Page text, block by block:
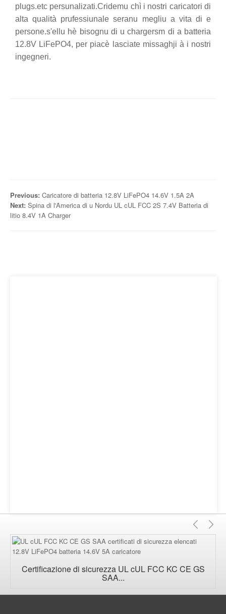
plugs.etc persunalizati.Cridemu chì i nostri caricatori di
alta qualità prufessiunale seranu megliu a vita di e
persone.s'ellu hè bisognu di u chargersm di a batteria
12.8V LiFePO4, per piacè lasciate missaghji à i nostri
ingegneri.
Previous: Caricatore di batteria 12.8V LiFePO4 14.6V 1.5A 2A
Next: Spina di l'America di u Nordu UL cUL FCC 2S 7.4V Batteria di
litio 8.4V 1A Charger
Certificazione di sicurezza UL cUL FCC KC CE GS
SAA...